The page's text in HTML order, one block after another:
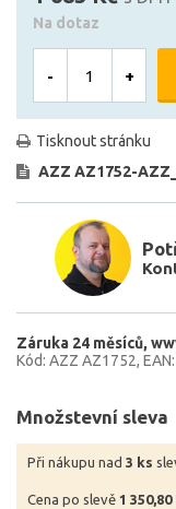
Na dotaz
- +
Tisknout stránku
AZZ AZ1752-
Záruka 24 měsíců
Kód: AZZ AZ1752
Množstevní sleva
Při nákupu nad 3 ks
Cena po slevě 1 350,80